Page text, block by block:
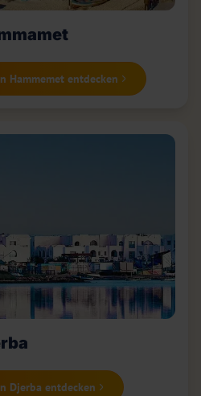
Hammemet entdecken
Djerba entdecken